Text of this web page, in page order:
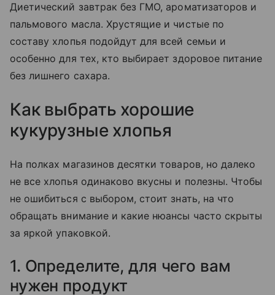
Диетический завтрак без ГМО, ароматизаторов и
пальмового масла. Хрустящие и чистые по
составу хлопья подойдут для всей семьи и
особенно для тех, кто выбирает здоровое питание
без лишнего сахара.
Как выбрать хорошие
кукурузные хлопья
На полках магазинов десятки товаров, но далеко
не все хлопья одинаково вкусны и полезны. Чтобы
не ошибиться с выбором, стоит знать, на что
обращать внимание и какие нюансы часто скрыты
за яркой упаковкой.
1. Определите, для чего вам
нужен продукт